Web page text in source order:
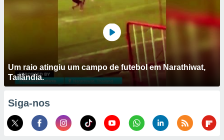
Um raio atingiu um campo de futebol em Narathiwat,
Tailândia.
Siga-nos